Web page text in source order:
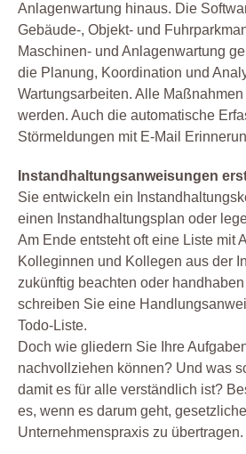
Anlagenwartung hinaus. Die
Gebäude-, Objekt- und
Maschinen- und Anlagenwartung
die Planung, Koordination und
Wartungsarbeiten. Alle
werden. Auch die automatische
Störmeldungen mit E-Mail
Instandhaltungsanweisungen
Sie entwickeln ein
einen Instandhaltungsplan oder
Am Ende entsteht oft eine Liste mit
Kolleginnen und Kollegen aus der
zukünftig beachten oder
schreiben Sie eine
Todo-Liste.
Doch wie gliedern Sie Ihre
nachvollziehen können? Und was
damit es für alle verständlich ist?
es, wenn es darum geht,
Unternehmenspraxis zu übertragen.